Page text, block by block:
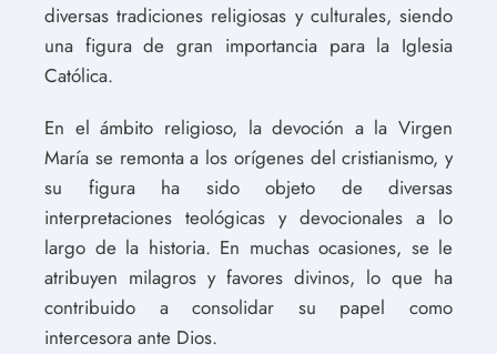
diversas tradiciones religiosas y culturales, siendo
una figura de gran importancia para la Iglesia
Católica.
En el ámbito religioso, la devoción a la Virgen
María se remonta a los orígenes del cristianismo, y
su figura ha sido objeto de diversas
interpretaciones teológicas y devocionales a lo
largo de la historia. En muchas ocasiones, se le
atribuyen milagros y favores divinos, lo que ha
contribuido a consolidar su papel como
intercesora ante Dios.